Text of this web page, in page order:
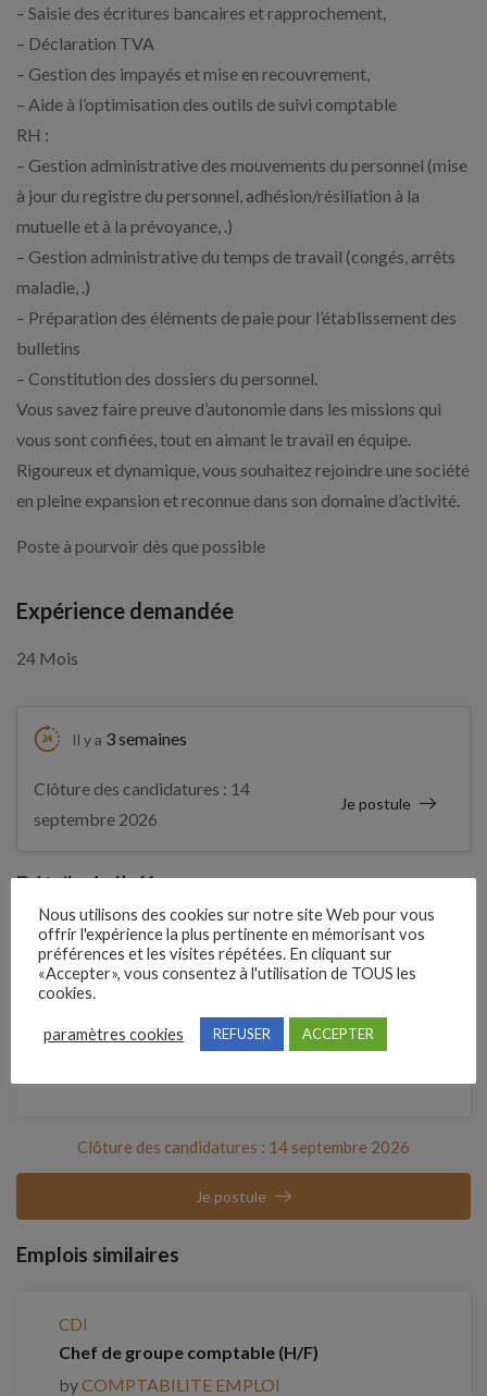
– Saisie des écritures bancaires et rapprochement,
– Déclaration TVA
– Gestion des impayés et mise en recouvrement,
– Aide à l’optimisation des outils de suivi comptable
RH :
– Gestion administrative des mouvements du personnel (mise
à jour du registre du personnel, adhésion/résiliation à la
mutuelle et à la prévoyance, .)
– Gestion administrative du temps de travail (congés, arrêts
maladie, .)
– Préparation des éléments de paie pour l’établissement des
bulletins
– Constitution des dossiers du personnel.
Vous savez faire preuve d’autonomie dans les missions qui
vous sont confiées, tout en aimant le travail en équipe.
Rigoureux et dynamique, vous souhaitez rejoindre une société
en pleine expansion et reconnue dans son domaine d’activité.
Poste à pourvoir dès que possible
Expérience demandée
24 Mois
Il y a 3 semaines
Clôture des candidatures : 14
septembre 2026
Je postule
Détails de l’offre
Entreprise qui propose l'emploi
AMG ATELIER MECANIQUE GENERALE
Référence
Clôture des candidatures : 14 septembre 2026
Je postule
Emplois similaires
CDI
Chef de groupe comptable (H/F)
byCOMPTABILITE EMPLOI
Nous utilisons des cookies sur notre site Web pour vous
offrir l'expérience la plus pertinente en mémorisant vos
préférences et les visites répétées. En cliquant sur
«Accepter», vous consentez à l'utilisation de TOUS les
cookies.
paramètres cookies REFUSER ACCEPTER